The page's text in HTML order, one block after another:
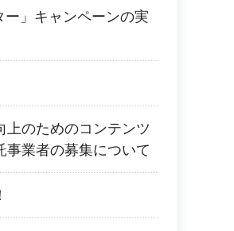
ー」キャンペーンの実
上のためのコンテンツ
事業者の募集について